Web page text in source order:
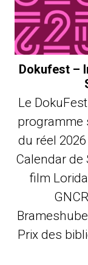
Dokufest –
Le
programme
du réel
Calendar de
film
Prix des